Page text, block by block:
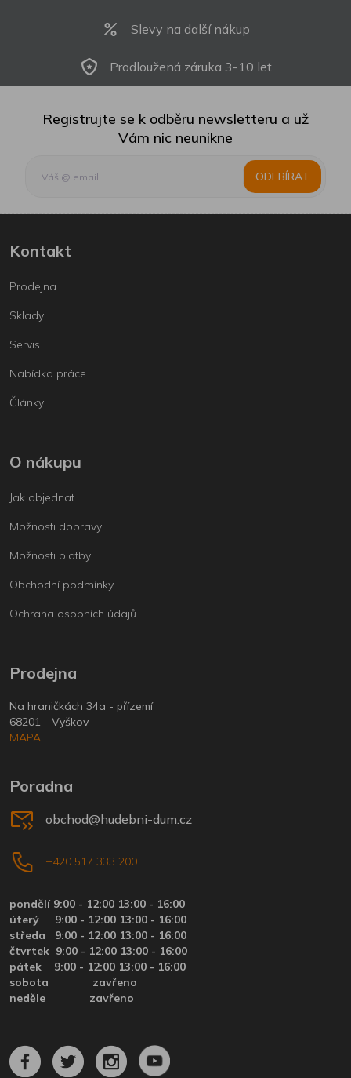
Slevy na další nákup
Prodloužená záruka 3-10 let
Registrujte se k odběru newsletteru a už
Vám nic neunikne
ODEBÍRAT
Kontakt
Prodejna
Sklady
Servis
Nabídka práce
Články
O nákupu
Jak objednat
Možnosti dopravy
Možnosti platby
Obchodní podmínky
Ochrana osobních údajů
Prodejna
Na hraničkách 34a - přízemí
68201 - Vyškov
MAPA
Poradna
obchod@hudebni-dum.cz
+420 517 333 200
pondělí 9:00 - 12:00 13:00 - 16:00
úterý 9:00 - 12:00 13:00 - 16:00
středa 9:00 - 12:00 13:00 - 16:00
čtvrtek 9:00 - 12:00 13:00 - 16:00
pátek 9:00 - 12:00 13:00 - 16:00
sobota zavřeno
neděle zavřeno